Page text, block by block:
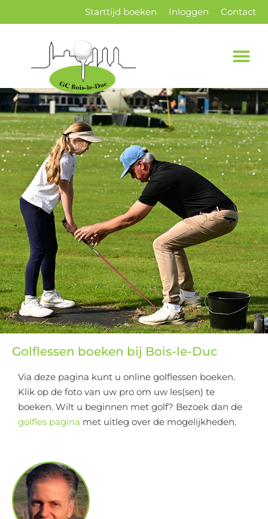
Starttijd boeken Inloggen Contact
Golflessen boeken bij Bois-le-Duc
Via deze pagina kunt u online golflessen boeken.
Klik op de foto van uw pro om uw les(sen) te
boeken. Wilt u beginnen met golf? Bezoek dan de
golfles pagina met uitleg over de mogelijkheden.